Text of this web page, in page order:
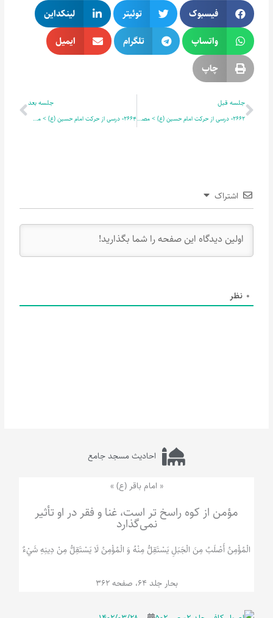
فیسبوک توئیتر
لینکداین
واتساپ
تلگرام
ایمیل
چاپ
قبلی
جلسه قبل
2662- درسی از حرکت امام حسین (ع) > مصلح غیور و انسان ضد غرور 4
جلسه بعد
2664- درسی از حرکت امام حسین (ع) > مصلح غیور و انسان ضد غرور 6
اشتراک
0 نظر
احادیث مسجد جامع
« امام باقر (ع) »
مؤمن از کوه راسخ تر است، غنا و فقر در او تأثیر
نمی‌گذارد
الْمُؤْمِنُ‌ أَصْلَبُ‌ مِنَ‌ الْجَبَلِ‌ یَسْتَقِلُّ مِنْهُ وَ الْمُؤْمِنُ لَا يَسْتَقِلُّ مِنْ دِينِهِ شَيْ‌ءٌ
بحار جلد 64، صفحه 362